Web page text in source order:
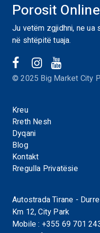
Porosit Online
Ju vetëm zgjidhni, ne ua
në shtëpitë tuaja.
© 2025 Big Market City
Kreu
Rreth Nesh
Dyqani
Blog
Kontakt
Rregulla Privatësie
Autostrada Tirane -
Km 12, City Park
Mobile : +355 69 701